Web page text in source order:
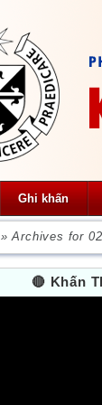
Ghi khấn
»Archives for
🔴 Khấn